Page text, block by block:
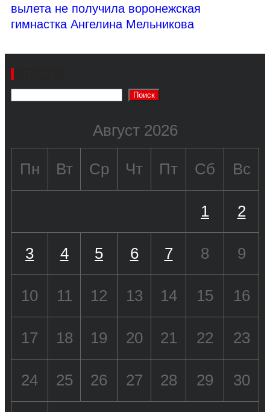
вылета не получила воронежская
гимнастка Ангелина Мельникова
Поиск
Август 2026
Пн Вт Ср Чт Пт Сб Вс
1 2
3 4 5 6 7 8 9
10 11 12 13 14 15 16
17 18 19 20 21 22 23
24 25 26 27 28 29 30